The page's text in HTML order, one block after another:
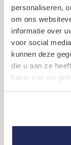
personaliseren,
om ons
informatie over
voor social
kunnen deze
die u aan ze
basis van uw
Bekijk alle kies